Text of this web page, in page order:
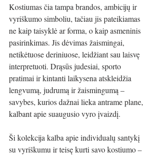
Kostiumas čia tampa brandos, ambicijų ir
vyriškumo simboliu, tačiau jis pateikiamas
ne kaip taisyklė ar forma, o kaip asmeninis
pasirinkimas. Jis dėvimas žaismingai,
netikėtuose deriniuose, leidžiant sau laisvę
interpretuoti. Drąsūs judesiai, sporto
pratimai ir kintanti laikysena atskleidžia
lengvumą, judrumą ir žaismingumą –
savybes, kurios dažnai lieka antrame plane,
kalbant apie suaugusio vyro įvaizdį.
Ši kolekcija kalba apie individualų santykį
su vyriškumu ir teisę kurti savo kostiumo –